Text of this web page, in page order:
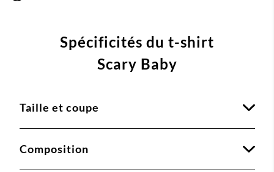
Spécificités du t-shirt
Scary Baby
Taille et coupe
Composition